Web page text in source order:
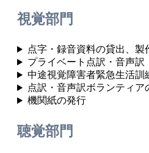
視覚部門
点字・録音資料の貸出、製
プライベート点訳・音声訳
中途視覚障害者緊急生活訓
点訳・音声訳ボランティア
機関紙の発行
聴覚部門